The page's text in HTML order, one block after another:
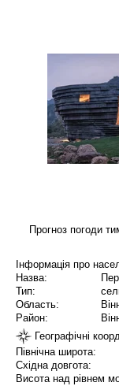
Прогноз погоди
Інформація про
Назва:
Тип:
Область:
Район:
Географічні
Північна широта:
Східна довгота:
Висота над рівнем